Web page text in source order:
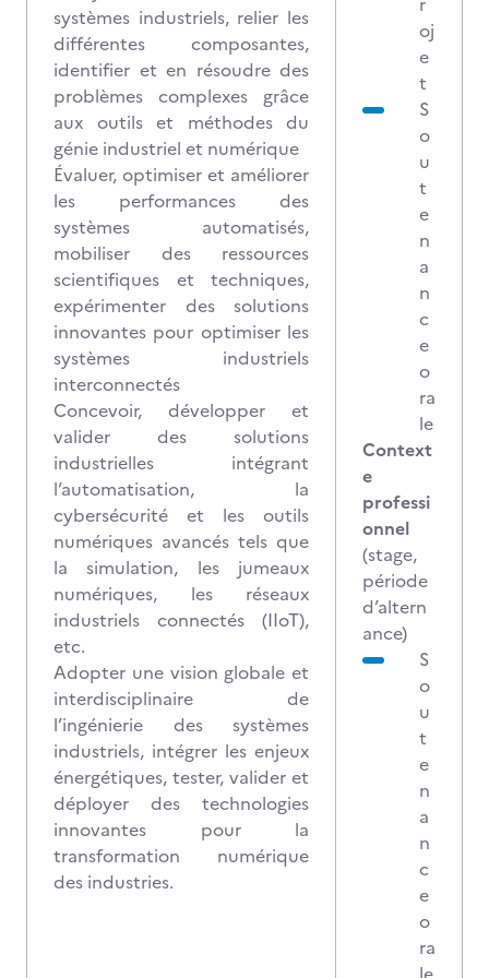
systèmes industriels, relier les
différentes composantes,
identifier et en résoudre des
problèmes complexes grâce
aux outils et méthodes du
génie industriel et numérique
Évaluer, optimiser et améliorer
les performances des
systèmes automatisés,
mobiliser des ressources
scientifiques et techniques,
expérimenter des solutions
innovantes pour optimiser les
systèmes industriels
interconnectés
Concevoir, développer et
valider des solutions
industrielles intégrant
l’automatisation, la
cybersécurité et les outils
numériques avancés tels que
la simulation, les jumeaux
numériques, les réseaux
industriels connectés (IIoT),
etc.
Adopter une vision globale et
interdisciplinaire de
l’ingénierie des systèmes
industriels, intégrer les enjeux
énergétiques, tester, valider et
déployer des technologies
innovantes pour la
transformation numérique
des industries.
oj
e
t
S
o
u
t
e
n
a
n
c
e
o
ra
le
Context
e
professi
onnel
(stage,
période
d’altern
ance)
S
o
u
t
e
n
a
n
c
e
o
ra